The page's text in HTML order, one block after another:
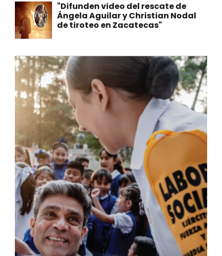
"Difunden video del rescate de
Ángela Aguilar y Christian Nodal
de tiroteo en Zacatecas"